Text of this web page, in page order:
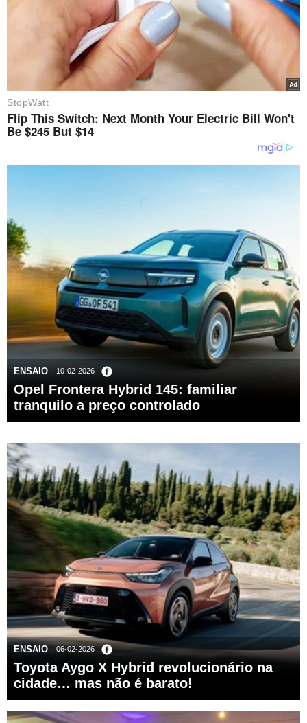
ENSAIO | 10-02-2026
Opel Frontera Hybrid 145: familiar
tranquilo a preço controlado
ENSAIO | 06-02-2026
Toyota Aygo X Hybrid revolucionário na
cidade… mas não é barato!